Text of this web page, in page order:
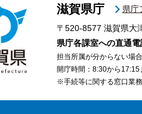
滋賀県庁
県庁
〒520-8577 滋賀県大
県庁各課室への直通
担当所属が分からない場
開庁時間：8:30から17:15
※手続等に関する窓口業